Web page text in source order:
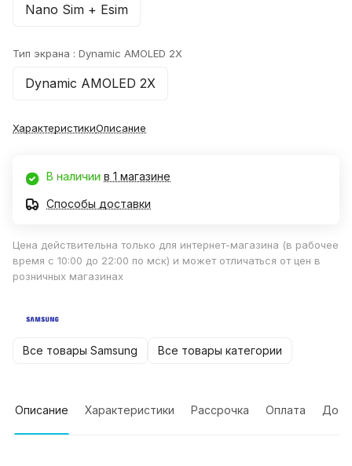
Nano Sim + Esim
Тип экрана : Dynamic AMOLED 2X
Dynamic AMOLED 2X
ХарактеристикиОписание
В наличии в 1 магазине
Способы доставки
Цена действительна только для интернет-магазина (в рабочее
время с 10:00 до 22:00 по мск) и может отличаться от цен в
розничных магазинах
Все товары Samsung Все товары категории
Описание Характеристики Рассрочка Оплата